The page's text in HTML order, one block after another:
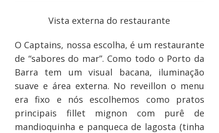
Vista externa do restaurante
O Captains, nossa escolha, é um restaurante
de “sabores do mar”. Como todo o Porto da
Barra tem um visual bacana, iluminação
suave e área externa. No reveillon o menu
era fixo e nós escolhemos como pratos
principais fillet mignon com purê de
mandioquinha e panqueca de lagosta (tinha